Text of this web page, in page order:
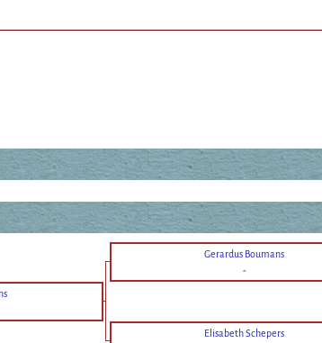
Gerardus Boumans
-
Elisabeth Schepers